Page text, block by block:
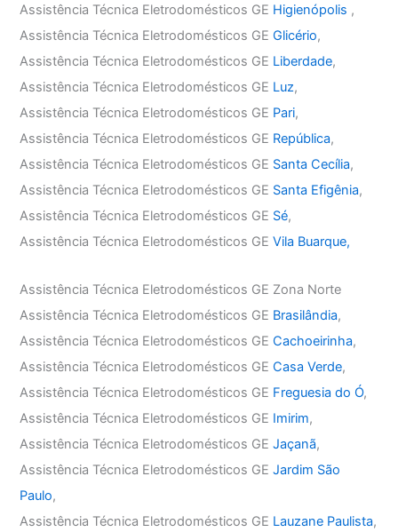
Assistência Técnica Eletrodomésticos GE Higienópolis ,
Assistência Técnica Eletrodomésticos GEGlicério,
Assistência Técnica Eletrodomésticos GE Liberdade,
Assistência Técnica Eletrodomésticos GE Luz,
Assistência Técnica Eletrodomésticos GE Pari,
Assistência Técnica Eletrodomésticos GE República,
Assistência Técnica Eletrodomésticos GE Santa Cecília,
Assistência Técnica Eletrodomésticos GE Santa Efigênia,
Assistência Técnica Eletrodomésticos GE Sé,
Assistência Técnica Eletrodomésticos GEVila Buarque,
Assistência Técnica Eletrodomésticos GE Zona Norte
Assistência Técnica Eletrodomésticos GE Brasilândia,
Assistência Técnica Eletrodomésticos GECachoeirinha,
Assistência Técnica Eletrodomésticos GECasa Verde,
Assistência Técnica Eletrodomésticos GE Freguesia do Ó,
Assistência Técnica Eletrodomésticos GE Imirim,
Assistência Técnica Eletrodomésticos GEJaçanã,
Assistência Técnica Eletrodomésticos GEJardim São
Paulo,
Assistência Técnica Eletrodomésticos GE Lauzane Paulista,